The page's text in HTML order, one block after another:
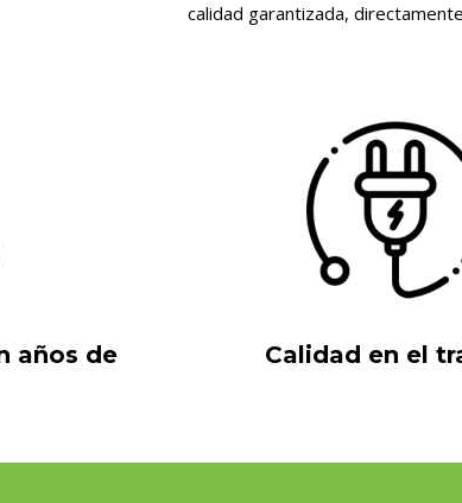
calidad garantizada,
años de
Calidad en el